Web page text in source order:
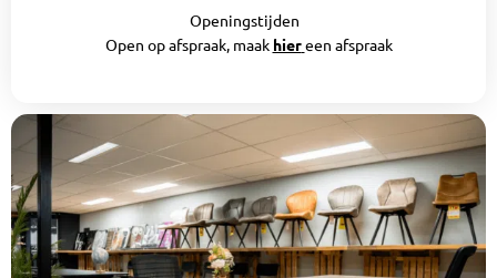
Openingstijden
Open op afspraak, maak hiereen afspraak